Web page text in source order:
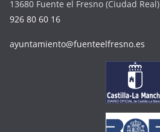
13680 Fuente el Fresno (Ciudad Real)
926 80 60 16
ayuntamiento@fuenteelfresno.es